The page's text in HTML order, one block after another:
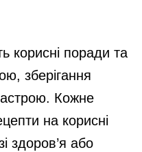
корисні поради та
зберігання
Кожне
на корисні
здоров’я або